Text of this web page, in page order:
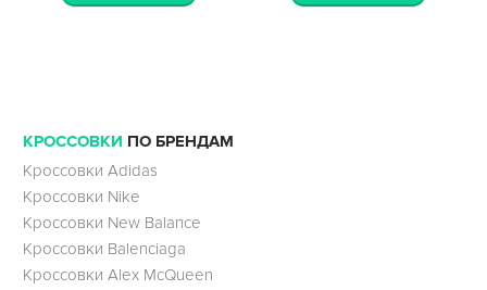
КРОССОВКИ ПО БРЕНДАМ
Кроссовки Adidas
Кроссовки Nike
Кроссовки New Balance
Кроссовки Balenciaga
Кроссовки Alex McQueen